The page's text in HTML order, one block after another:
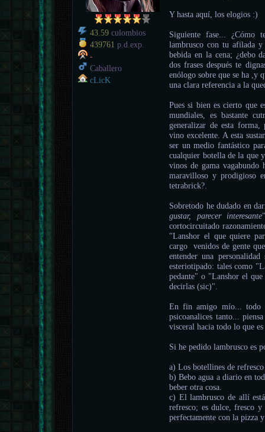
43.59 culombios
439761 p.d.exp.
-
Caballero
cLicK
Y hasta aquí, los elogios :)
Siguiente fase... ¿Cómo
lambrusco con tu afilada y
bebida en la cena; ¿debo
dos frases después te
enólogo sobre que se ha ,y
una clara referencia a la
Pues si bien es cierto que
mundiales, es bastante
generalizar de esta
vino excelente. A esta
ser un medio fantástico
cualquier botella de la que
vinos de gama vagabundo
maravilloso y prodigioso
tetrabrick?.
Sobretodo he dudado en
gustar, parecer interesante
cortocircuitado
"Lanshor el que quiere
cargo venidos de gente
entender una
esteriotipado: tales como
pedante" o "Lanshor el
decirlas (sic)".
En fin amigo mío... todo
psicoanalices tanto...
visceral hacia todo lo que
Si he pedido lambrusco es
a) Los botellines de
b) Bebo agua a diario en
beber otra cosa.
c) El lambrusco de allí
refresco; es dulce, fresco y
perfectamente con la pizza